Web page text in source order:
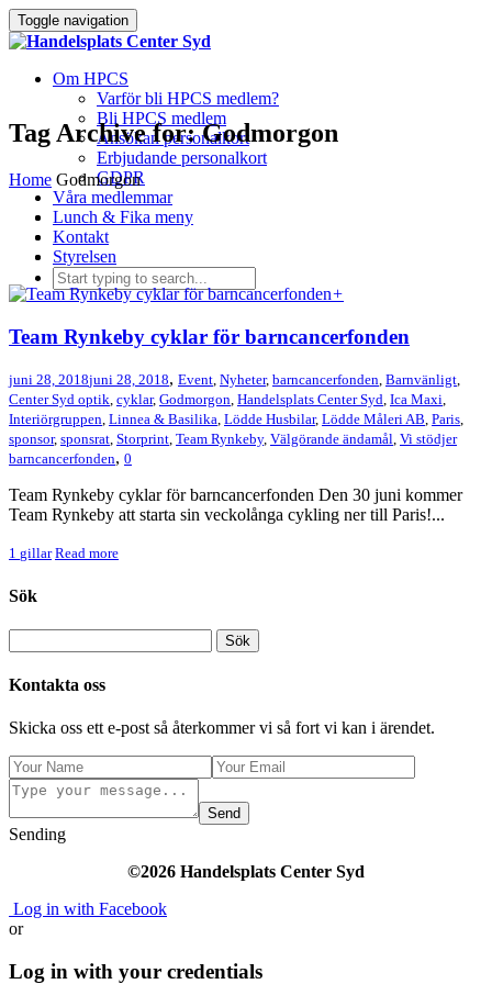
Toggle navigation
Om HPCS
Varför bli HPCS medlem?
Bli HPCS medlem
Ansökan personalkort
Erbjudande personalkort
GDPR
Våra medlemmar
Lunch & Fika meny
Kontakt
Styrelsen
Tag Archive for: Godmorgon
Home Godmorgon
+
Team Rynkeby cyklar för barncancerfonden
juni 28, 2018juni 28, 2018, Event, Nyheter, barncancerfonden, Barnvänligt,
Center Syd optik, cyklar, Godmorgon, Handelsplats Center Syd, Ica Maxi,
Interiörgruppen, Linnea & Basilika, Lödde Husbilar, Lödde Måleri AB, Paris,
sponsor, sponsrat, Storprint, Team Rynkeby, Välgörande ändamål, Vi stödjer
barncancerfonden, 0
Team Rynkeby cyklar för barncancerfonden Den 30 juni kommer
Team Rynkeby att starta sin veckolånga cykling ner till Paris!...
1 gillar Read more
Sök
Kontakta oss
Skicka oss ett e-post så återkommer vi så fort vi kan i ärendet.
Send
Sending
©2026 Handelsplats Center Syd
Log in with Facebook
or
Log in with your credentials